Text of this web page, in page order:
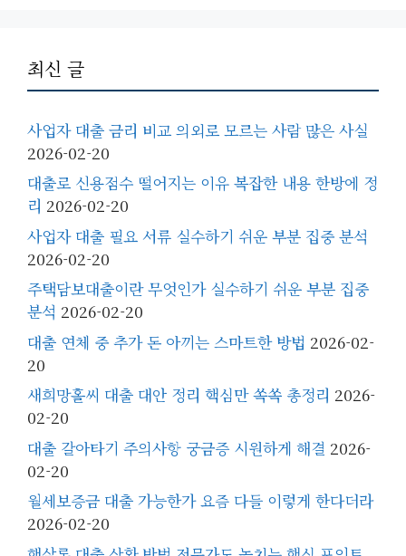
최신 글
사업자 대출 금리 비교 의외로 모르는 사람 많은 사실
2026-02-20
대출로 신용점수 떨어지는 이유 복잡한 내용 한방에 정
리 2026-02-20
사업자 대출 필요 서류 실수하기 쉬운 부분 집중 분석
2026-02-20
주택담보대출이란 무엇인가 실수하기 쉬운 부분 집중
분석 2026-02-20
대출 연체 중 추가 돈 아끼는 스마트한 방법 2026-02-
20
새희망홀씨 대출 대안 정리 핵심만 쏙쏙 총정리 2026-
02-20
대출 갈아타기 주의사항 궁금증 시원하게 해결 2026-
02-20
월세보증금 대출 가능한가 요즘 다들 이렇게 한다더라
2026-02-20